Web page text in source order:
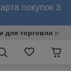
покупок 3
для торговли и